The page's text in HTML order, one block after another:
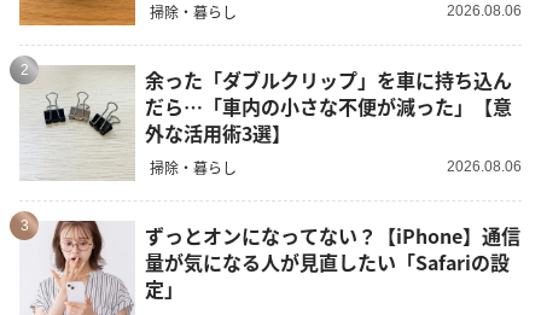
掃除・暮らし 2026.08.06
2
余った「ダブルクリップ」を車に持ち込ん
だら…「車内の小さな不便が減った」【意
外な活用術3選】
掃除・暮らし 2026.08.06
3
ずっとオンになってない？【iPhone】通信
量が気になる人が見直したい「Safariの設
定」